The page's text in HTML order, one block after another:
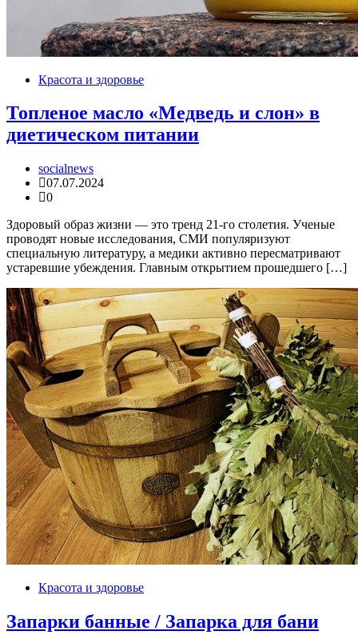
Красота и здоровье
Топленое масло «Медведь и слон» в
диетическом питании
socialnews
07.07.2024
0
Здоровый образ жизни — это тренд 21-го столетия. Ученые
проводят новые исследования, СМИ популяризуют
специальную литературу, а медики активно пересматривают
устаревшие убеждения. Главным открытием прошедшего […]
Красота и здоровье
Запарки банные / Запарка для бани